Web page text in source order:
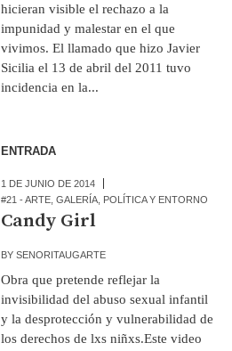
hicieran visible el rechazo a la
impunidad y malestar en el que
vivimos. El llamado que hizo Javier
Sicilia el 13 de abril del 2011 tuvo
incidencia en la...
ENTRADA
1 DE JUNIO DE 2014
#21 - ARTE ,GALERÍA POLÍTICA Y ENTORNO
Candy Girl
BYSENORITAUGARTE
Obra que pretende reflejar la
invisibilidad del abuso sexual infantil
y la desprotección y vulnerabilidad de
los derechos de lxs niñxs.Este video